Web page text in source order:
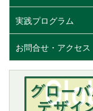
実践プログラム
お問合せ・アクセス